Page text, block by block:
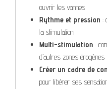
ouvrir les vannes
Rythme et pression :
la stimulation
Multi-stimulation :
d’autres zones érogènes
Créer un cadre de
pour libérer ses